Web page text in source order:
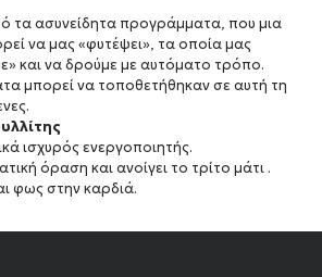
τα ασυνείδητα προγράμματα, που μια
να μας «φυτέψει», τα οποία μας
και να δρούμε με αυτόματο τρόπο.
μπορεί να τοποθετήθηκαν σε αυτή τη
ισχυρός ενεργοποιητής.
όραση και ανοίγει το τρίτο μάτι .
φως στην καρδιά.